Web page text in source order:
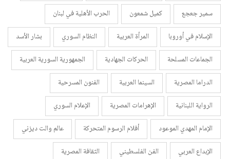
سمير جعجع
كميل شمعون
الحرب الأهلية في لبنان
الإسلام في أوروبا
المرأة العربية النظام السوري
بشار الأسد
الجماعات المسلحة
الحركات الجهادية
الجمهورية السورية العربية
الدراما المصرية
السينما العربية
الفنون المسرحية
الرواية اللبنانية
الإهرامات المصرية
الإعلام السوري
الإمام المهدي الموعود
أفلام الرسوم المتحركة
عالم والت ديزني
الإبداع العربي
الفن الفلسطيني
الثقافة المصرية